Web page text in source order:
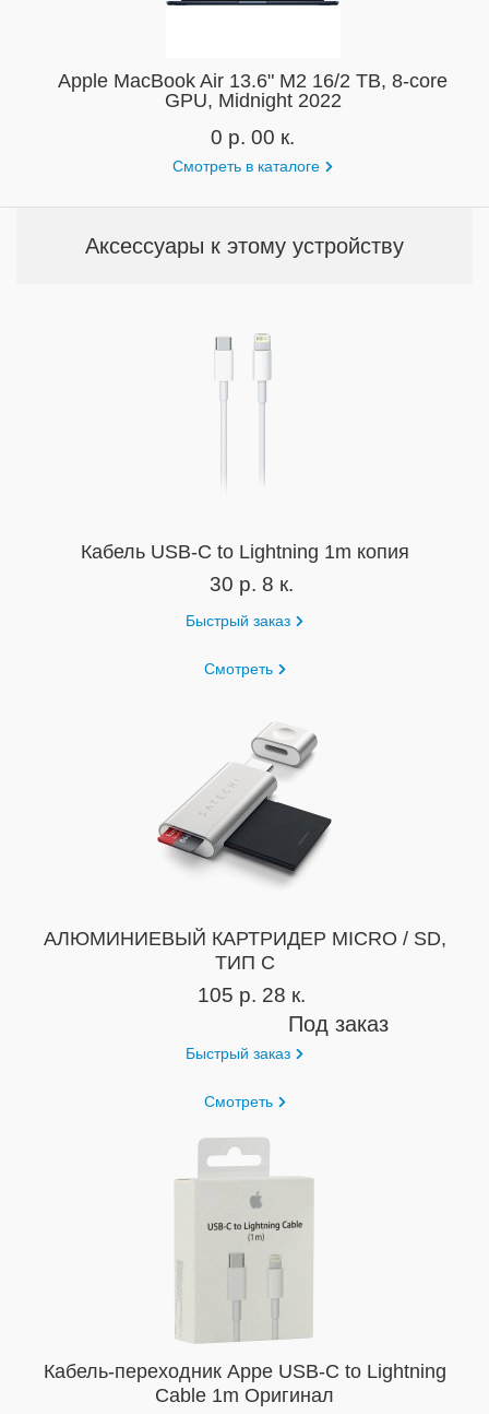
Apple MacBook Air 13.6" M2 16/2 TB, 8-core
GPU, Midnight 2022
0 р. 00 к.
Смотреть в каталоге
Аксессуары к этому устройству
Кабель USB-C to Lightning 1m копия
30 р. 8 к.
Быстрый заказ
Смотреть
АЛЮМИНИЕВЫЙ КАРТРИДЕР MICRO / SD,
ТИП C
105 р. 28 к.
Под заказ
Быстрый заказ
Смотреть
Кабель-переходник Appe USB-C to Lightning
Cable 1m Оригинал